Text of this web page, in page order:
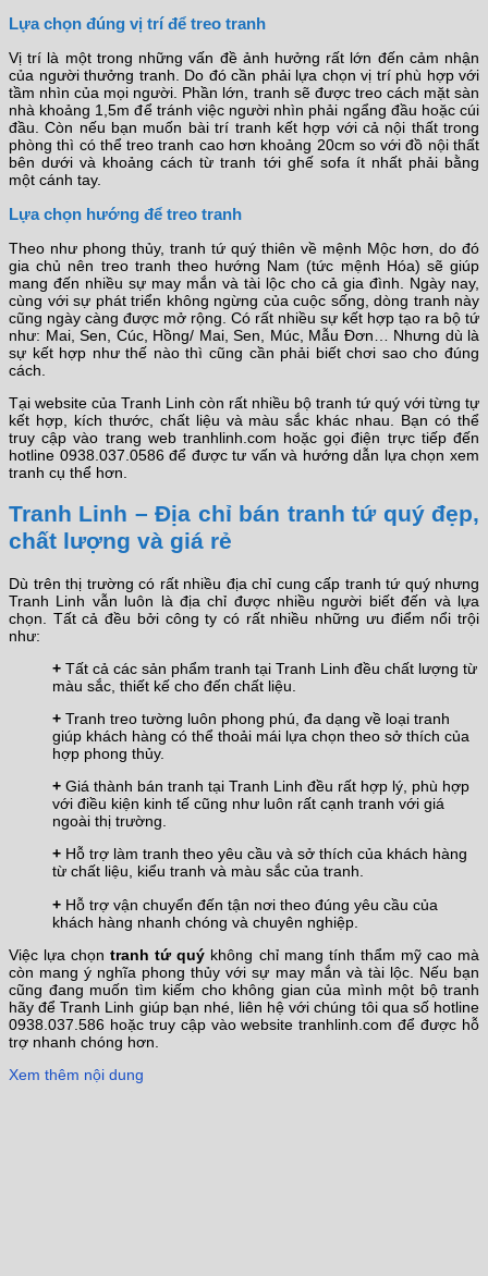
Lựa chọn đúng vị trí để treo tranh
Vị trí là một trong những vấn đề ảnh hưởng rất lớn đến cảm nhận
của người thưởng tranh. Do đó cần phải lựa chọn vị trí phù hợp với
tầm nhìn của mọi người. Phần lớn, tranh sẽ được treo cách mặt sàn
nhà khoảng 1,5m để tránh việc người nhìn phải ngẩng đầu hoặc cúi
đầu. Còn nếu bạn muốn bài trí tranh kết hợp với cả nội thất trong
phòng thì có thể treo tranh cao hơn khoảng 20cm so với đồ nội thất
bên dưới và khoảng cách từ tranh tới ghế sofa ít nhất phải bằng
một cánh tay.
Lựa chọn hướng để treo tranh
Theo như phong thủy, tranh tứ quý thiên về mệnh Mộc hơn, do đó
gia chủ nên treo tranh theo hướng Nam (tức mệnh Hóa) sẽ giúp
mang đến nhiều sự may mắn và tài lộc cho cả gia đình. Ngày nay,
cùng với sự phát triển không ngừng của cuộc sống, dòng tranh này
cũng ngày càng được mở rộng. Có rất nhiều sự kết hợp tạo ra bộ tứ
như: Mai, Sen, Cúc, Hồng/ Mai, Sen, Múc, Mẫu Đơn… Nhưng dù là
sự kết hợp như thế nào thì cũng cần phải biết chơi sao cho đúng
cách.
Tại website của Tranh Linh còn rất nhiều bộ tranh tứ quý với từng tự
kết hợp, kích thước, chất liệu và màu sắc khác nhau. Bạn có thể
truy cập vào trang web tranhlinh.com hoặc gọi điện trực tiếp đến
hotline 0938.037.0586 để được tư vấn và hướng dẫn lựa chọn xem
tranh cụ thể hơn.
Tranh Linh – Địa chỉ bán tranh tứ quý đẹp,
chất lượng và giá rẻ
Dù trên thị trường có rất nhiều địa chỉ cung cấp tranh tứ quý nhưng
Tranh Linh vẫn luôn là địa chỉ được nhiều người biết đến và lựa
chọn. Tất cả đều bởi công ty có rất nhiều những ưu điểm nổi trội
như:
+ Tất cả các sản phẩm tranh tại Tranh Linh đều chất lượng từ
màu sắc, thiết kế cho đến chất liệu.
+ Tranh treo tường luôn phong phú, đa dạng về loại tranh
giúp khách hàng có thể thoải mái lựa chọn theo sở thích của
hợp phong thủy.
+ Giá thành bán tranh tại Tranh Linh đều rất hợp lý, phù hợp
với điều kiện kinh tế cũng như luôn rất cạnh tranh với giá
ngoài thị trường.
+ Hỗ trợ làm tranh theo yêu cầu và sở thích của khách hàng
từ chất liệu, kiểu tranh và màu sắc của tranh.
+ Hỗ trợ vận chuyển đến tận nơi theo đúng yêu cầu của
khách hàng nhanh chóng và chuyên nghiệp.
Việc lựa chọntranh tứ quý không chỉ mang tính thẩm mỹ cao mà
còn mang ý nghĩa phong thủy với sự may mắn và tài lộc. Nếu bạn
cũng đang muốn tìm kiếm cho không gian của mình một bộ tranh
hãy để Tranh Linh giúp bạn nhé, liên hệ với chúng tôi qua số hotline
0938.037.586 hoặc truy cập vào website tranhlinh.com để được hỗ
trợ nhanh chóng hơn.
Xem thêm nội dung